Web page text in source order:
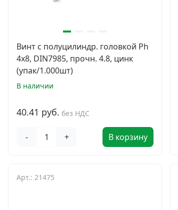
Винт с полуцилиндр. головкой Ph
4х8, DIN7985, прочн. 4.8, цинк
(упак/1.000шт)
В наличии
40.41 руб. без НДС
- + В корзину
Арт.: 21475